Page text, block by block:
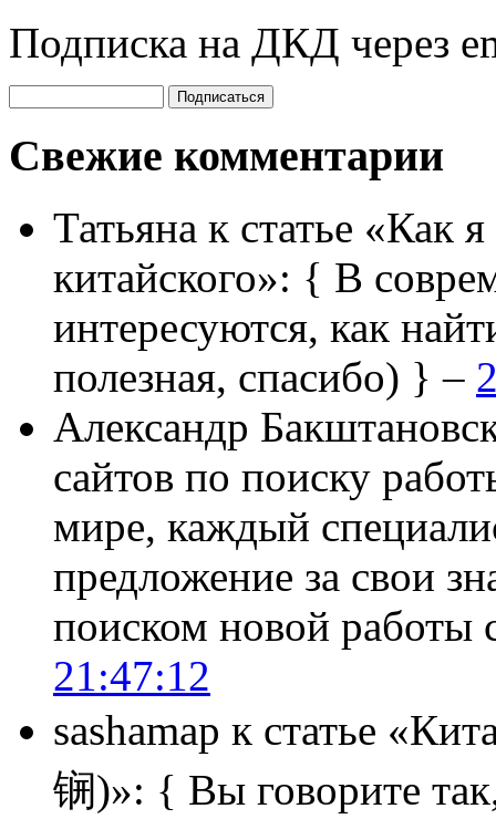
Подписка на ДКД через
Свежие комментарии
Татьяна к статье «Как
китайского»: { В
интересуются, как
полезная, спасибо) } –
Александр
сайтов по поиску
мире, каждый
предложение за свои
поиском новой
21:47:12
sashamap к статье
锎)»: { Вы говорите